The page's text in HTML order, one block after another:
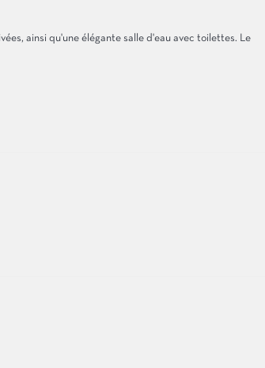
ainsi qu'une élégante salle d'eau avec toilettes. Le